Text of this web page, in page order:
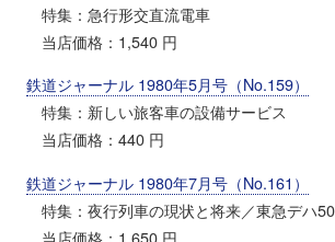
特集：急行形交直流電車
当店価格：1,540 円
鉄道ジャーナル 1980年5月号（No.159）
特集：新しい旅客車の設備サービス
当店価格：440 円
鉄道ジャーナル 1980年7月号（No.161）
特集：夜行列車の現状と将来／東急デハ
当店価格：1,650 円